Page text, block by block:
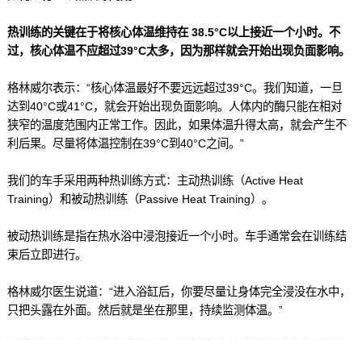
热训练的关键在于将核心体温维持在 38.5°C以上接近一个小时。不
过，核心体温不应超过39°C太多，因为那样就会开始出现负面影响。
格林威尔表示：“核心体温最好不要远远超过39°C。我们知道，一旦
达到40°C或41°C，就会开始出现负面影响。人体内的酶只能在相对
狭窄的温度范围内正常工作。因此，如果体温升得太高，就会产生不
利后果。尽量将体温控制在39°C到40°C之间。”
我们的车手采用两种热训练方式：主动热训练（Active Heat
Training）和被动热训练（Passive Heat Training）。
被动热训练是指在热水浴中浸泡接近一个小时。车手通常会在训练结
束后立即进行。
格林威尔医生说道：“进入浴缸后，你要尽量让身体完全浸没在水中，
只把头露在外面。然后就是坐在那里，持续监测体温。”